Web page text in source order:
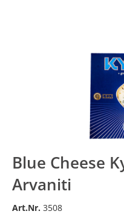
Blue Cheese
Arvaniti
Art.Nr. 3508